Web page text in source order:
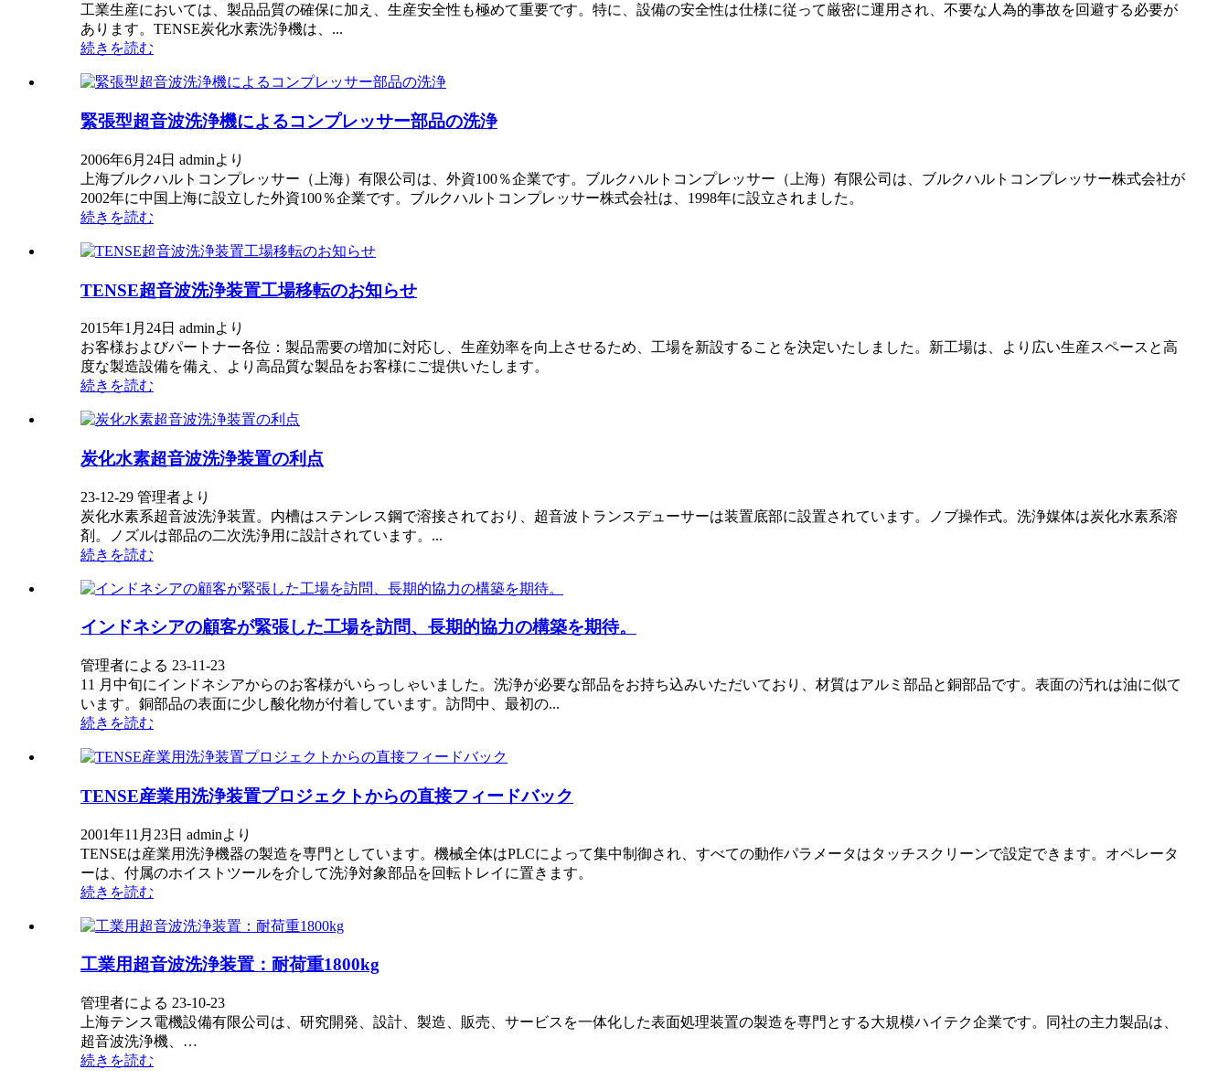
工業生産においては、製品品質の確保に加え、生産安全性も極めて重要です。特に、設備の安全性は仕様に従って厳密に運用され、不要な人為的事故を回避する必要が
あります。TENSE炭化水素洗浄機は、...
続きを読む
緊張型超音波洗浄機によるコンプレッサー部品の洗浄
2006年6月24日 adminより
上海ブルクハルトコンプレッサー（上海）有限公司は、外資100％企業です。ブルクハルトコンプレッサー（上海）有限公司は、ブルクハルトコンプレッサー株式会社が
2002年に中国上海に設立した外資100％企業です。ブルクハルトコンプレッサー株式会社は、1998年に設立されました。
続きを読む
TENSE超音波洗浄装置工場移転のお知らせ
2015年1月24日 adminより
お客様およびパートナー各位：製品需要の増加に対応し、生産効率を向上させるため、工場を新設することを決定いたしました。新工場は、より広い生産スペースと高
度な製造設備を備え、より高品質な製品をお客様にご提供いたします。
続きを読む
炭化水素超音波洗浄装置の利点
23-12-29 管理者より
炭化水素系超音波洗浄装置。内槽はステンレス鋼で溶接されており、超音波トランスデューサーは装置底部に設置されています。ノブ操作式。洗浄媒体は炭化水素系溶
剤。ノズルは部品の二次洗浄用に設計されています。...
続きを読む
インドネシアの顧客が緊張した工場を訪問、長期的協力の構築を期待。
管理者による 23-11-23
11 月中旬にインドネシアからのお客様がいらっしゃいました。洗浄が必要な部品をお持ち込みいただいており、材質はアルミ部品と銅部品です。表面の汚れは油に似て
います。銅部品の表面に少し酸化物が付着しています。訪問中、最初の...
続きを読む
TENSE産業用洗浄装置プロジェクトからの直接フィードバック
2001年11月23日 adminより
TENSEは産業用洗浄機器の製造を専門としています。機械全体はPLCによって集中制御され、すべての動作パラメータはタッチスクリーンで設定できます。オペレータ
ーは、付属のホイストツールを介して洗浄対象部品を回転トレイに置きます。
続きを読む
工業用超音波洗浄装置：耐荷重1800kg
管理者による 23-10-23
上海テンス電機設備有限公司は、研究開発、設計、製造、販売、サービスを一体化した表面処理装置の製造を専門とする大規模ハイテク企業です。同社の主力製品は、
超音波洗浄機、…
続きを読む